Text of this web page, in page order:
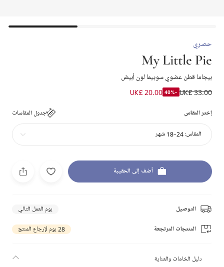
حصري
My Little Pie
بيجاما قطن عضوي سوبيما لون أبيض
UK£ 33.00
-40%
UK£ 20.00
إختر المقاس جدول المقاسات
المقاس:24-18 شهر
أضف إلى الحقيبة
التوصيل يوم العمل التالي
المنتجات المرتجعة 28 يوم لإرجاع المنتج
دليل الخامات والعناية